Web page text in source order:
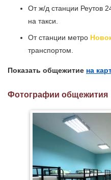
От ж/д станции Реутов
на такси.
От станции метро
транспортом.
Показать общежитие на
Фотографии общежития